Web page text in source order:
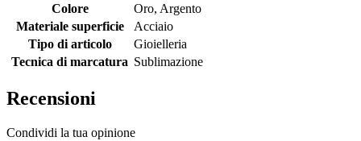
Colore
Oro, Argento
Materiale superficie
Acciaio
Tipo di articolo
Gioielleria
Tecnica di marcatura Sublimazione
Recensioni
Condividi la tua opinione